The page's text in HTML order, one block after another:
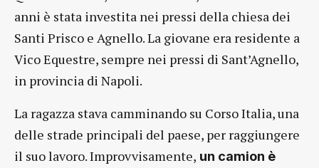
anni è stata investita nei pressi della chiesa dei
Santi Prisco e Agnello. La giovane era residente a
Vico Equestre, sempre nei pressi di Sant’Agnello,
in provincia di Napoli.
La ragazza stava camminando su Corso Italia, una
delle strade principali del paese, per raggiungere
il suo lavoro. Improvvisamente, un camion è